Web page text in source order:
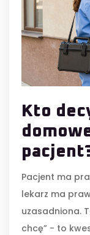
Kto
Pacjent ma
lekarz ma
uzasadniona.
chcę” - to